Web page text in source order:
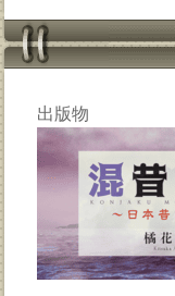
出版物